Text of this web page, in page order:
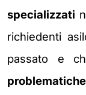
specializzati
richiedenti
passato e